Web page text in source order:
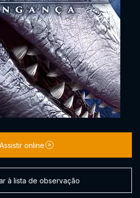
Assistir online
à lista de observação